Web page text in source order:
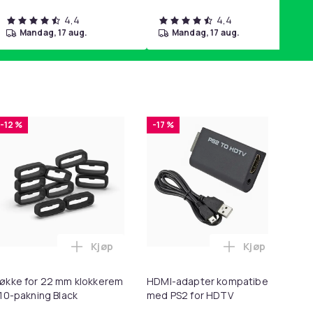
4,4
mandag, 17 aug.
4,4
mandag, 17 aug.
Scalp & Controls Excess Oil i handlekurven
til SD/TF Kortleser - 2-i-1 Minnekortadapter til iPhone/
-12 %
for 22 mm klokkerem
pakning Black
Legg Løkke for 22 mm klokkerem i 10-
Kjøp
-17 %
HDMI-adapter kompatibel
med PS2 for HDTV
Legg HDMI-
Kjøp